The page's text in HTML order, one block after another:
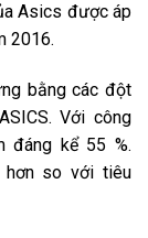
Asics được áp
2016.
bằng các đột
Với công
đáng kể 55 %.
hơn so với tiêu